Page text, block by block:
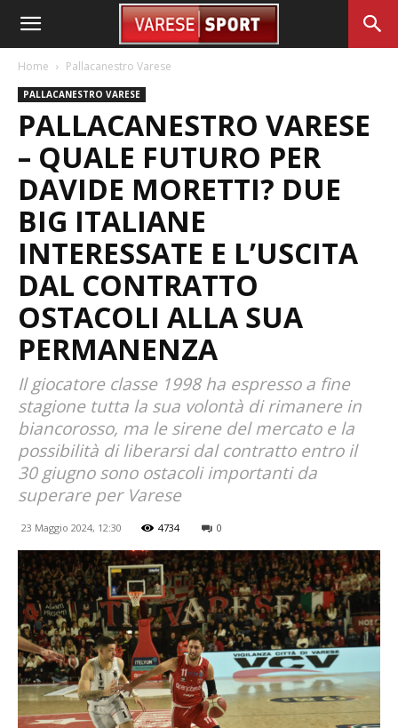
Home Pallacanestro Varese
PALLACANESTRO VARESE
PALLACANESTRO VARESE
– QUALE FUTURO PER
DAVIDE MORETTI? DUE
BIG ITALIANE
INTERESSATE E L’USCITA
DAL CONTRATTO
OSTACOLI ALLA SUA
PERMANENZA
Il giocatore classe 1998 ha espresso a fine
stagione tutta la sua volontà di rimanere in
biancorosso, ma le sirene del mercato e la
possibilità di liberarsi dal contratto entro il
30 giugno sono ostacoli importanti da
superare per Varese
23 Maggio 2024, 12:30 4734 0